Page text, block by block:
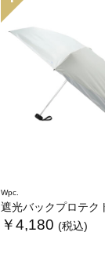
Wpc.
遮光バックプロテクトパラ
￥4,180 (税込)